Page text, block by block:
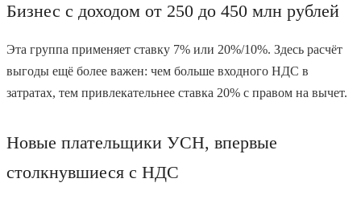
Бизнес с доходом от 250 до 450 млн рублей
Эта группа применяет ставку 7% или 20%/10%. Здесь расчёт
выгоды ещё более важен: чем больше входного НДС в
затратах, тем привлекательнее ставка 20% с правом на вычет.
Новые плательщики УСН, впервые
столкнувшиеся с НДС